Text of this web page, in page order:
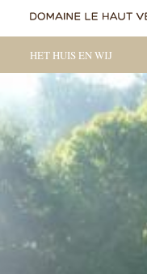
HET HUIS EN WIJ